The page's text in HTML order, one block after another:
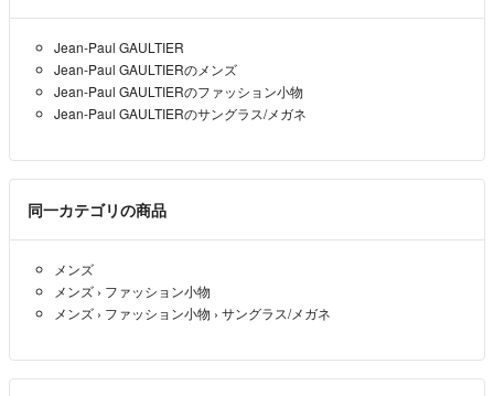
◆管理番号：284945
ご購入後の価格変更や一部ご返金などは如何なる場合でも対応でき兼ね
ます。
ご購入前に該当商品の金額をお確かめの上ご購入頂けますようお願いい
たします。
お問い合わせくださいませ。
・ご注文前にお届け先のご住所を確認してください。ご購入後に住所変
更をされる場合は、お知らせくださいませ。
Jean-Paul GAULTIER
Jean-Paul GAULTIERのメンズ
Jean-Paul GAULTIERのファッション小物
Jean-Paul GAULTIERのサングラス/メガネ
同一カテゴリの商品
メンズ
メンズ › ファッション小物
メンズ › ファッション小物 › サングラス/メガネ